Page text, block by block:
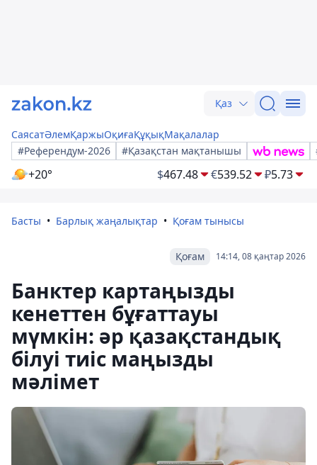
Қаз
СаясатӘлемҚаржыОқиғаҚұқықМақалалар
#Референдум-2026
#Қазақстан мақтанышы
+20° $467.48 €539.52 ₽5.73
Басты Барлық жаңалықтар Қоғам тынысы
14:14, 08 қаңтар 2026
Қоғам
Банктер картаңызды
кенеттен бұғаттауы
мүмкін: әр қазақстандық
білуі тиіс маңызды
мәлімет